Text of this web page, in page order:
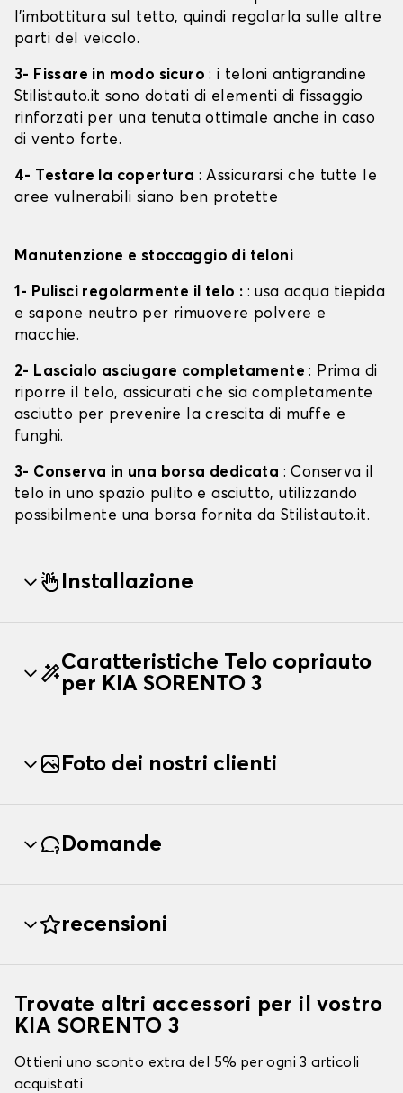
l'imbottitura sul tetto, quindi regolarla sulle altre
parti del veicolo.
3- Fissare in modo sicuro: i teloni antigrandine
Stilistauto.it sono dotati di elementi di fissaggio
rinforzati per una tenuta ottimale anche in caso
di vento forte.
4- Testare la copertura : Assicurarsi che tutte le
aree vulnerabili siano ben protette
Manutenzione e stoccaggio di teloni
1- Pulisci regolarmente il telo : : usa acqua tiepida
e sapone neutro per rimuovere polvere e
macchie.
2- Lascialo asciugare completamente: Prima di
riporre il telo, assicurati che sia completamente
asciutto per prevenire la crescita di muffe e
funghi.
3- Conserva in una borsa dedicata : Conserva il
telo in uno spazio pulito e asciutto, utilizzando
possibilmente una borsa fornita da Stilistauto.it.
Installazione
Caratteristiche Telo copriauto
per KIA SORENTO 3
Foto dei nostri clienti
Domande
recensioni
Trovate altri accessori per il vostro
KIA SORENTO 3
Ottieni uno sconto extra del 5% per ogni 3 articoli
acquistati